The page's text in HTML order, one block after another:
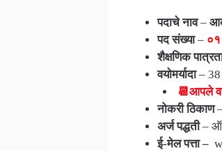
पदाचे नाव–
पद संख्या– ०१
शैक्षणिक
वयोमर्यादा– 38
📆आपले
नोकरी ठिकाण
अर्ज पद्धती–
ई-मेल पत्ता –